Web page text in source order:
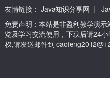
友情链接： Java知识分享网 |
免责声明：本站是非盈利教学演
览及学习交流使用，下载后请24
权,请发送邮件到